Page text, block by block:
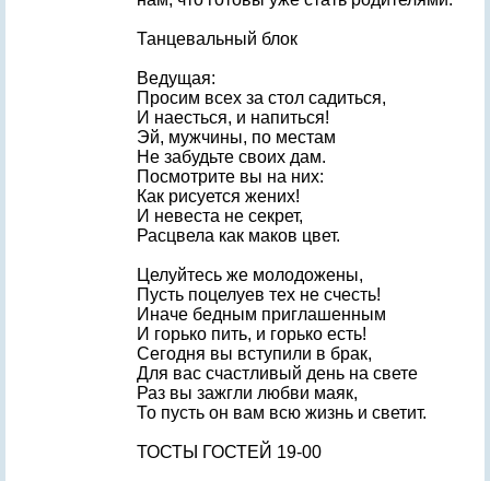
Танцевальный блок
Ведущая:
Просим всех за стол садиться,
И наесться, и напиться!
Эй, мужчины, по местам
Не забудьте своих дам.
Посмотрите вы на них:
Как рисуется жених!
И невеста не секрет,
Расцвела как маков цвет.
Целуйтесь же молодожены,
Пусть поцелуев тех не счесть!
Иначе бедным приглашенным
И горько пить, и горько есть!
Сегодня вы вступили в брак,
Для вас счастливый день на свете
Раз вы зажгли любви маяк,
То пусть он вам всю жизнь и светит.
ТОСТЫ ГОСТЕЙ 19-00